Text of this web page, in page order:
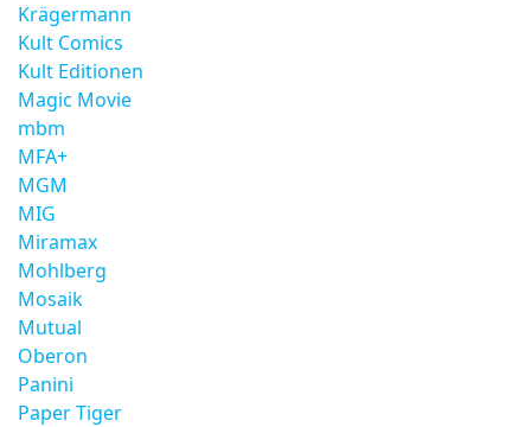
Krägermann
Kult Comics
Kult Editionen
Magic Movie
mbm
MFA+
MGM
MIG
Miramax
Mohlberg
Mosaik
Mutual
Oberon
Panini
Paper Tiger